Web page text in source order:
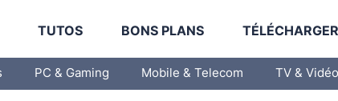
TUTOS BONS PLANS
PC & Gaming Mobile & Telecom TV & Vidéo